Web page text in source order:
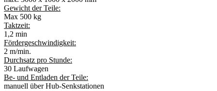
Gewicht der Teile:
Max 500 kg
Taktzeit:
1,2 min
Fördergeschwindigkeit:
2 m/min.
Durchsatz pro Stunde:
30 Laufwagen
Be- und Entladen der Teile:
manuell über Hub-Senkstationen